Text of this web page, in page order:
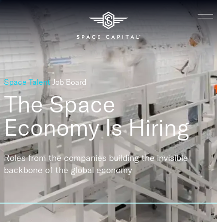
Space Talent Job Board
The Space
EconomyIs Hiring
Roles from the companies building the invisible
backbone of the global economy